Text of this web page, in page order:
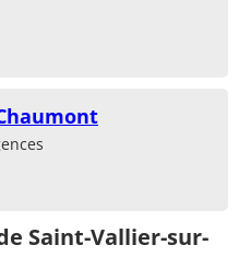
Saint-Vallier-sur-